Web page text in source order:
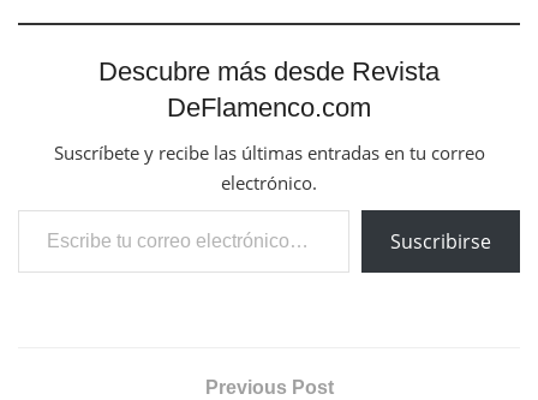
Descubre más desde Revista
DeFlamenco.com
Suscríbete y recibe las últimas entradas en tu correo
electrónico.
Escribe tu correo electrónico…
Suscribirse
Previous Post